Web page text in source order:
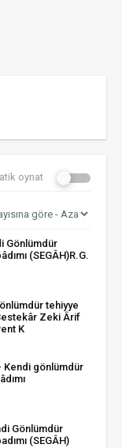
oynat
Gönlümdür
(SEGÂH)R.G.
tehiyye
Zeki Ârif
K
Kendi gönlümdür
Gönlümdür
(SEGÂH)